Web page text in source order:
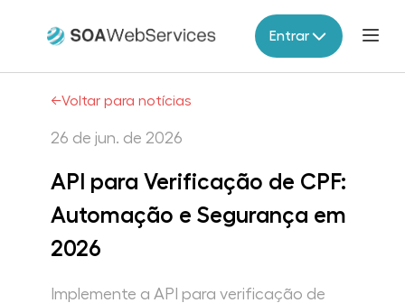
Entrar
Produtos
Parceiros
Documentação
←Voltar para notícias
26 de jun. de 2026
API para Verificação de CPF:
Automação e Segurança em
2026
Implemente a API para verificação de